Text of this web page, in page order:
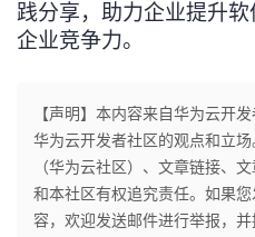
践分享，助力企业提升
企业竞争力。
【声明】本内容来自华为云开
华为云开发者社区的观点和立
（华为云社区）、文章链接、
和本社区有权追究责任。如果
容，欢迎发送邮件进行举报，